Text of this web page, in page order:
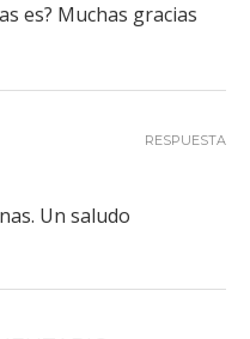
es? Muchas gracias
Un saludo
RESPUESTA